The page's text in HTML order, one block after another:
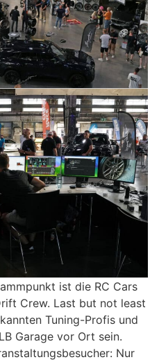
ist die RC Cars
Crew. Last but not least
Tuning-Profis und
Garage vor Ort sein.
Nur